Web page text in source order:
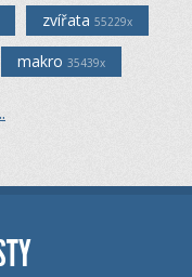
zvířata 55229x
makro 35439x